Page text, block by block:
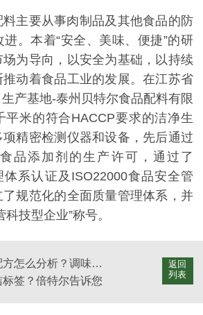
主要从事肉制品及其他食品的防
。本着“安全、美味、便捷”的研
为导向，以安全为基础，以持续
动着食品工业的发展。在江苏省
产基地-泰州贝特尔食品配料有限
平米的符合HACCP要求的洁净生
精密检测仪器和设备，先后通过
品添加剂的生产许可，通过了
体系认证及ISO22000食品安全管
规范化的全面质量管理体系，并
技型企业”称号。
返回
列表
复合调料配方怎么分析？调味品厂家为您解答
签？倍特尔告诉您